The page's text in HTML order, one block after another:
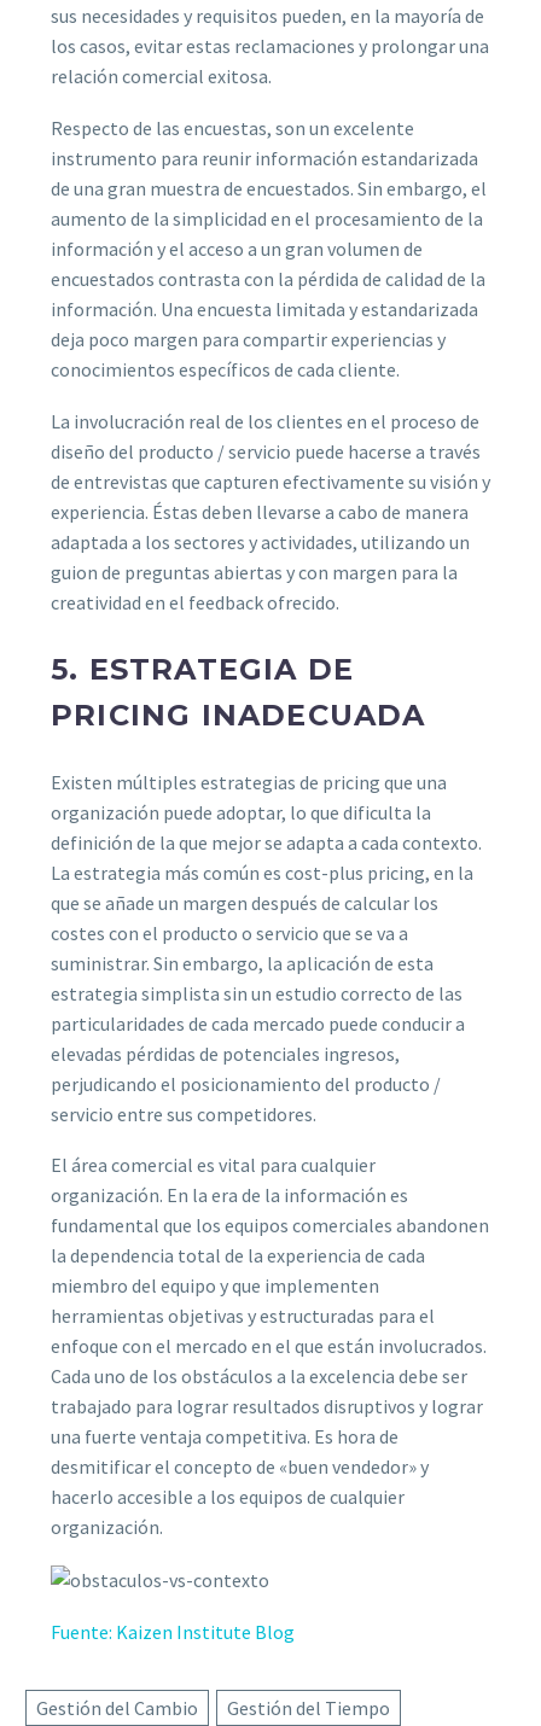
sus necesidades y requisitos pueden, en la mayoría de
los casos, evitar estas reclamaciones y prolongar una
relación comercial exitosa.
Respecto de las encuestas, son un excelente
instrumento para reunir información estandarizada
de una gran muestra de encuestados. Sin embargo, el
aumento de la simplicidad en el procesamiento de la
información y el acceso a un gran volumen de
encuestados contrasta con la pérdida de calidad de la
información. Una encuesta limitada y estandarizada
deja poco margen para compartir experiencias y
conocimientos específicos de cada cliente.
La involucración real de los clientes en el proceso de
diseño del producto / servicio puede hacerse a través
de entrevistas que capturen efectivamente su visión y
experiencia. Éstas deben llevarse a cabo de manera
adaptada a los sectores y actividades, utilizando un
guion de preguntas abiertas y con margen para la
creatividad en el feedback ofrecido.
5. ESTRATEGIA DE
PRICING INADECUADA
Existen múltiples estrategias de pricing que una
organización puede adoptar, lo que dificulta la
definición de la que mejor se adapta a cada contexto.
La estrategia más común es cost-plus pricing, en la
que se añade un margen después de calcular los
costes con el producto o servicio que se va a
suministrar. Sin embargo, la aplicación de esta
estrategia simplista sin un estudio correcto de las
particularidades de cada mercado puede conducir a
elevadas pérdidas de potenciales ingresos,
perjudicando el posicionamiento del producto /
servicio entre sus competidores.
El área comercial es vital para cualquier
organización. En la era de la información es
fundamental que los equipos comerciales abandonen
la dependencia total de la experiencia de cada
miembro del equipo y que implementen
herramientas objetivas y estructuradas para el
enfoque con el mercado en el que están involucrados.
Cada uno de los obstáculos a la excelencia debe ser
trabajado para lograr resultados disruptivos y lograr
una fuerte ventaja competitiva. Es hora de
desmitificar el concepto de «buen vendedor» y
hacerlo accesible a los equipos de cualquier
organización.
Fuente: Kaizen Institute Blog
Gestión del Cambio Gestión del Tiempo